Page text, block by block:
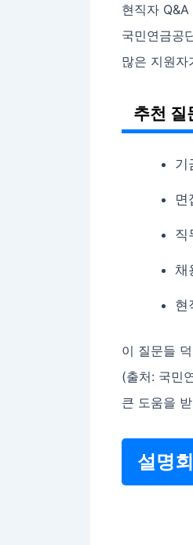
현직자
국민연금공
많은 지원
추천 질
기
면
직
채
현
이 질문들
(출처: 국민
큰 도움을
설명